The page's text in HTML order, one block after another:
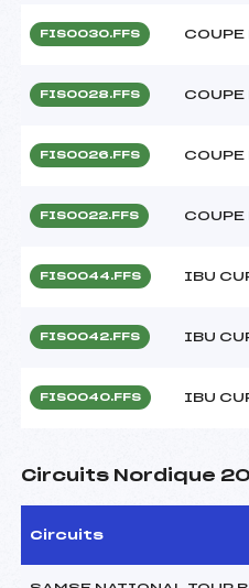
FIS0030.FFS COUPE
FIS0028.FFS COUPE
FIS0026.FFS COUPE
FIS0022.FFS COUPE
FIS0044.FFS IBU
FIS0042.FFS IBU
FIS0040.FFS IBU
Circuits Nordique
Circuits